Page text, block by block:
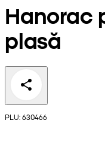
Hanorac
plasă
PLU: 630466